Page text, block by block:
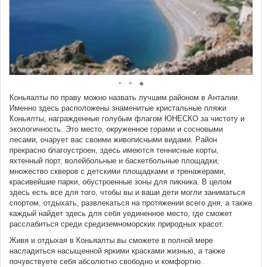
Коньяалты по праву можно назвать лучшим районом в Анталии.
Именно здесь расположены знаменитые кристальные пляжи
Коньялты, награжденные голубым флагом ЮНЕСКО за чистоту и
экологичность. Это место, окруженное горами и сосновыми
лесами, очарует вас своими живописными видами. Район
прекрасно благоустроен, здесь имеются теннисные корты,
яхтенный порт, волейбольные и баскетбольные площадки,
множество скверов с детскими площадками и тренажерами,
красивейшие парки, обустроенные зоны для пикника. В целом
здесь есть все для того, чтобы вы и ваши дети могли заниматься
спортом, отдыхать, развлекаться на протяжении всего дня, а также
каждый найдет здесь для себя уединенное место, где сможет
расслабиться среди средиземноморских природных красот.
Живя и отдыхая в Коньяалты вы сможете в полной мере
насладиться насыщенной яркими красками жизнью, а также
почувствуете себя абсолютно свободно и комфортно.